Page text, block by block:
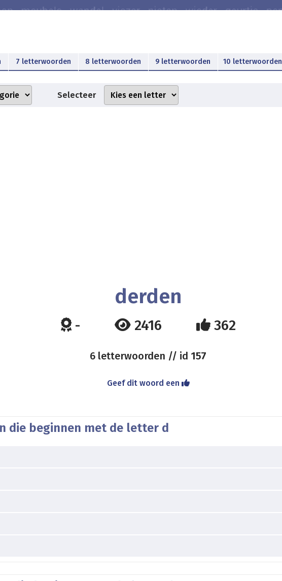
7 letterwoorden 8 letterwoorden 9 letterwoorden 10 letterwoorden
Selecteer
derden
- 2416 362
6 letterwoorden // id 157
Geef dit woord een
die beginnen met de letter d